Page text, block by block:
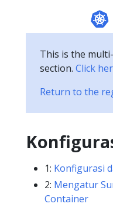
This is the
section. Click
Return to the
1: Konfigurasi
2: Mengatur
Container